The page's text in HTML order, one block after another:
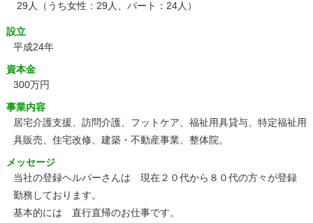
29人（うち女性：29人、パート：24人）
設立
平成24年
資本金
300万円
事業内容
居宅介護支援、訪問介護、フットケア、福祉用具貸与、特定福祉用
具販売、住宅改修、建築・不動産事業、整体院。
メッセージ
当社の登録ヘルパーさんは 現在２０代から８０代の方々が登録
勤務しております。
基本的には 直行直帰のお仕事です。